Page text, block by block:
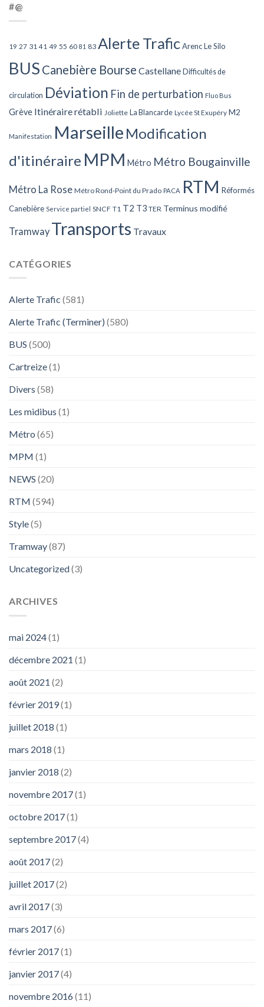
#@
19 27 31 41 49 55 60 81 83 Alerte TraficArenc Le Silo
BUS Canebière Bourse Castellane Difficultés de
circulation Déviation Fin de perturbation Fluo Bus
Grève Itinéraire rétabli Joliette La Blancarde Lycée St Exupéry M2
Manifestation Marseille Modification
d'itinéraire MPM Métro Métro Bougainville
Métro La Rose Métro Rond-Point du Prado PACA RTM Réformés
Canebière Service partiel SNCF T1 T2 T3 TER Terminus modifié
Tramway Transports Travaux
CATÉGORIES
Alerte Trafic (581)
Alerte Trafic (Terminer) (580)
BUS (500)
Cartreize(1)
Divers (58)
Les midibus (1)
Métro (65)
MPM (1)
NEWS (20)
RTM (594)
Style(5)
Tramway(87)
Uncategorized(3)
ARCHIVES
mai 2024(1)
décembre 2021 (1)
août 2021 (2)
février 2019(1)
juillet 2018 (1)
mars 2018 (1)
janvier 2018 (2)
novembre 2017(1)
octobre 2017(1)
septembre 2017(4)
août 2017(2)
juillet 2017(2)
avril 2017(3)
mars 2017(6)
février 2017(1)
janvier 2017(4)
novembre 2016(11)